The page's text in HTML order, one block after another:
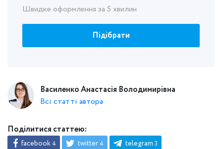
Швидке оформлення за 5 хвилин
Підібрати
Василенко Анастасія Володимирівна
Всі статті автора
Поділитися статтею:
facebook 4 twitter 4 telegram 3